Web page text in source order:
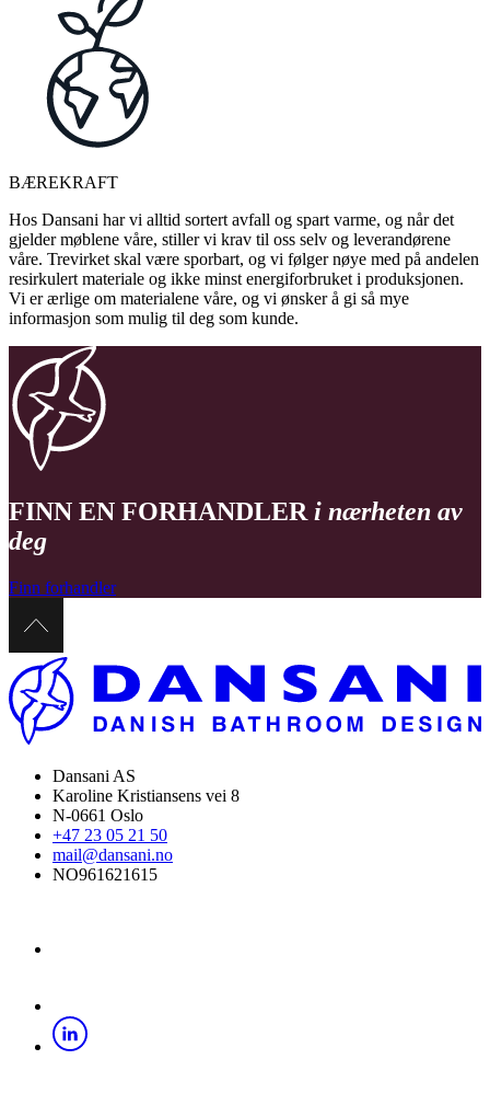
BÆREKRAFT
Hos Dansani har vi alltid sortert avfall og spart varme, og når det
gjelder møblene våre, stiller vi krav til oss selv og leverandørene
våre. Trevirket skal være sporbart, og vi følger nøye med på andelen
resirkulert materiale og ikke minst energiforbruket i produksjonen.
Vi er ærlige om materialene våre, og vi ønsker å gi så mye
informasjon som mulig til deg som kunde.
FINN EN FORHANDLER i nærheten av
deg
Finn forhandler
Dansani AS
Karoline Kristiansens vei 8
N-0661 Oslo
+47 23 05 21 50
mail@dansani.no
NO961621615